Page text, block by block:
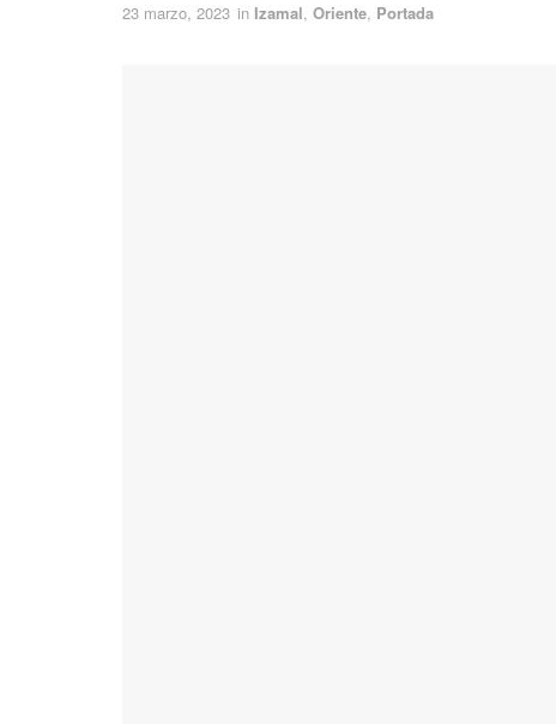
23 marzo, 2023 in Izamal, Oriente, Portada